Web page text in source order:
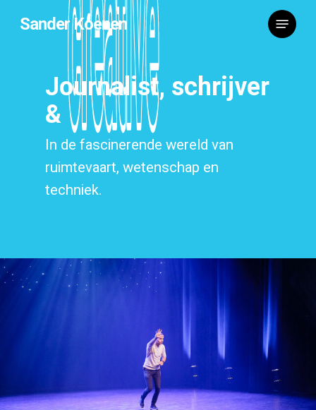
Sander Koenen Menu
Journalist, schrijver
& creative
creative
In de fascinerende wereld van
ruimtevaart, wetenschap en
techniek.